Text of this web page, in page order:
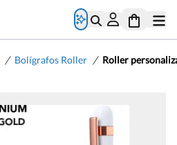
/ Bolígrafos Roller / Roller